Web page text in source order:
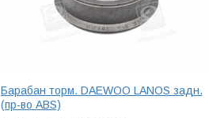
Барабан торм. DAEWOO LANOS задн.
(пр-во ABS)